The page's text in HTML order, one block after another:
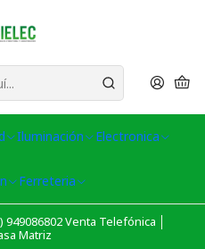
Iluminación Electronica
Ferreteria
Venta Telefónica │
Matriz